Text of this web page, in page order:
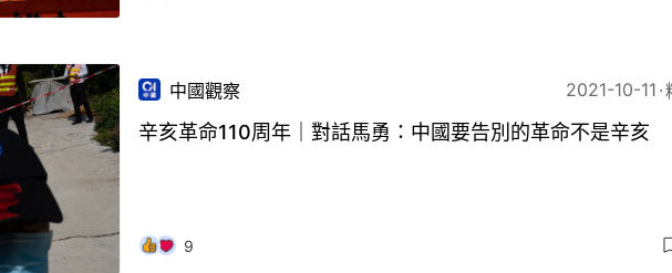
中國觀察 2021-10-11
辛亥革命110周年｜對話馬勇：中國要告別的革命不是辛亥
9